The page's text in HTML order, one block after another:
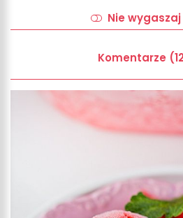
Nie
Komentarze